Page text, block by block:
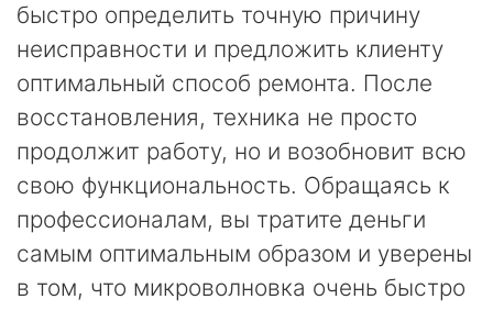
быстро определить точную причину
неисправности и предложить клиенту
оптимальный способ ремонта. После
восстановления, техника не просто
продолжит работу, но и возобновит всю
свою функциональность. Обращаясь к
профессионалам, вы тратите деньги
самым оптимальным образом и уверены
в том, что микроволновка очень быстро